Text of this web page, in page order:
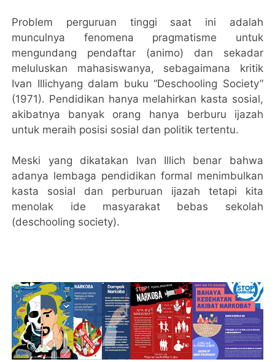
Problem perguruan tinggi saat ini adalah
munculnya fenomena pragmatisme untuk
mengundang pendaftar (animo) dan sekadar
meluluskan mahasiswanya, sebagaimana kritik
Ivan Illichyang dalam buku “Deschooling Society”
(1971). Pendidikan hanya melahirkan kasta sosial,
akibatnya banyak orang hanya berburu ijazah
untuk meraih posisi sosial dan politik tertentu.
Meski yang dikatakan Ivan Illich benar bahwa
adanya lembaga pendidikan formal menimbulkan
kasta sosial dan perburuan ijazah tetapi kita
menolak ide masyarakat bebas sekolah
(deschooling society).